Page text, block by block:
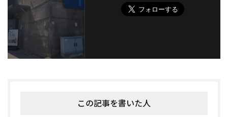
この記事を書いた人